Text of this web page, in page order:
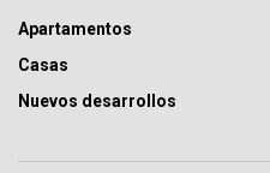
Apartamentos
Casas
Nuevos desarrollos